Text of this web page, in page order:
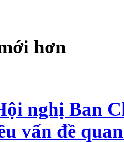
hơn
nghị Ban
vấn đề